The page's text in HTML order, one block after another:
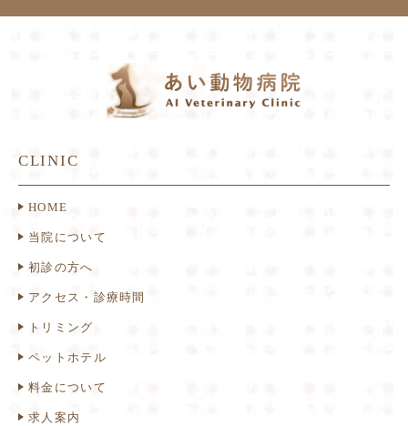
CLINIC
HOME
当院について
初診の方へ
アクセス・診療時間
トリミング
ペットホテル
料金について
求人案内